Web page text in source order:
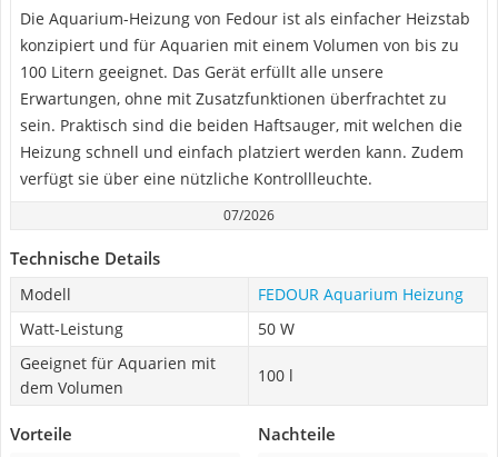
Die Aquarium-Heizung von Fedour ist als einfacher Heizstab
konzipiert und für Aquarien mit einem Volumen von bis zu
100 Litern geeignet. Das Gerät erfüllt alle unsere
Erwartungen, ohne mit Zusatzfunktionen überfrachtet zu
sein. Praktisch sind die beiden Haftsauger, mit welchen die
Heizung schnell und einfach platziert werden kann. Zudem
verfügt sie über eine nützliche Kontrollleuchte.
07/2026
Technische Details
Modell
FEDOUR Aquarium Heizung
Watt-Leistung
50 W
Geeignet für Aquarien mit
dem Volumen
100 l
Vorteile Nachteile